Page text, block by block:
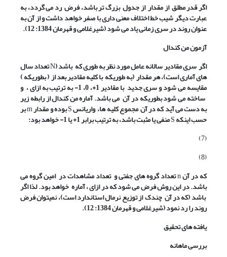
اگر قدر مطلقاز مقداراز جدولبزرگ تر باشد، فرضرد می گردد، به
عبارت دیگر شیب خط اختلاف معنی داری با صفر خواهد داشت و از آن به
عنوان روند در سری زمانی یاد می شود (شیرغلامی و قهرمان 1384: 12).
آزمون من کندال
اگرسری مقادیر سالانه عامل مورد نظر به طوری کهباشد (Nتعداد سال
های آماری است)، هر مقدار(به طوریکهبا کلیه مقادیر بعد از( بطوریکه)
مقایسه می شود و سری جدید با مقادیر 1+، 0، 1- به ترتیب به ازای ، و
ساخته می شود بطوریکه در آنمی باشد. آماره من کندالاز رابطه زیر
به دست می آید که در آنمجموع کلیهها،واریانسSبوده و مقدارmبر
حسب اینکهSمنفی یا مثبت باشد، به ترتیب برابر 1+ یا 1- خواهد بود:
(7)
(8)
که در آنnتعداد گروه های جفتی و تعداد مشاهدات درامین گروه می
باشد. در این روش فرض می شود که در ازای، آمارهخواهد بود. لذا اگر
باشد (که در آنچندکاز توزیع نرمال استاندارد است)، نمیتوان فرض
روند را رد نمود (شیرغلامی و قهرمان 1384: 12).
یافته های تحقیق
بررسی ماهانه